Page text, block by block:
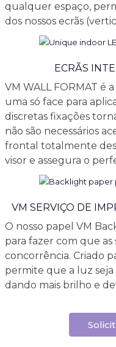
qualquer espaço,
dos nossos ecrãs
ECRÃS
VM WALL FORMAT é
uma só face para
discretas fixações
não são necessários
frontal totalmente
visor e assegura o
VM SERVIÇO DE
O nosso papel VM
para fazer com que
concorrência. Criado
permite que a luz
dando mais brilho e